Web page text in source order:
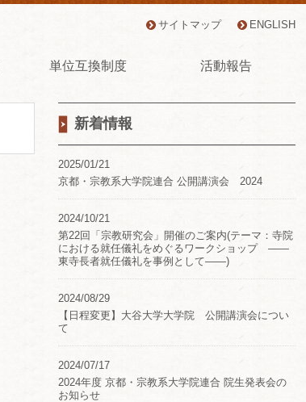
サイトマップ ENGLISH
単位互換制度 活動報告
新着情報
2025/01/21
京都・宗教系大学院連合 公開講演会 2024
2024/10/21
第22回「宗教研究会」開催のご案内(テーマ：寺院
における就任儀礼をめぐるワークショップ ――
東寺長者就任儀礼を事例として――)
2024/08/29
【日程変更】大谷大学大学院 公開講演会につい
て
2024/07/17
2024年度 京都・宗教系大学院連合 院生発表会の
お知らせ